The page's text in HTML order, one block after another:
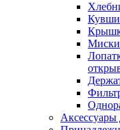
Миски
Аксессуары